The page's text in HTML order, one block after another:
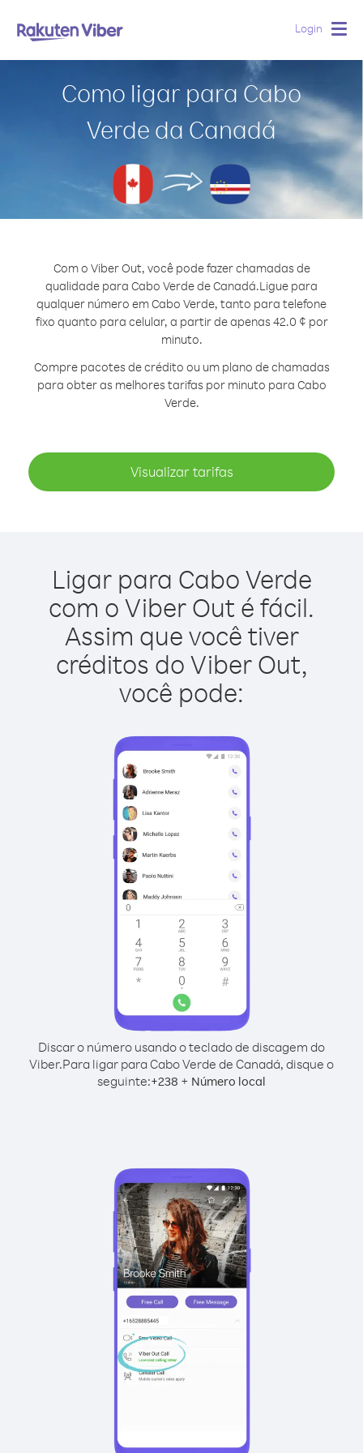
Login
Como ligar para Cabo
Verde da Canadá
Com o Viber Out, você pode fazer chamadas de
qualidade para Cabo Verde de Canadá.Ligue para
qualquer número em Cabo Verde, tanto para telefone
fixo quanto para celular, a partir de apenas 42.0 ¢ por
minuto.
Compre pacotes de crédito ou um plano de chamadas
para obter as melhores tarifas por minuto para Cabo
Verde.
Visualizar tarifas
Ligar para Cabo Verde
com o Viber Out é fácil.
Assim que você tiver
créditos do Viber Out,
você pode:
Discar o número usando o teclado de discagem do
Viber.Para ligar para Cabo Verde de Canadá, disque o
seguinte:+238 + Número local